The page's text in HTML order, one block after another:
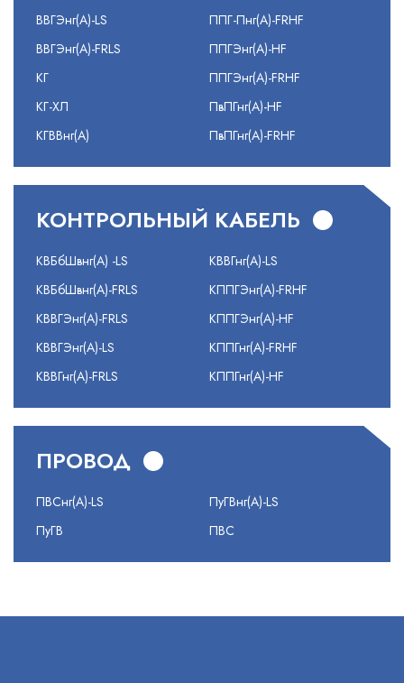
ВВГЭнг(А)-LS
ВВГЭнг(А)-FRLS
КГ
КГ-ХЛ
КГВВнг(А)
ППГ-Пнг(А)-FRHF
ППГЭнг(А)-HF
ППГЭнг(А)-FRHF
ПвПГнг(А)-HF
ПвПГнг(А)-FRHF
КОНТРОЛЬНЫЙ КАБЕЛЬ
КВБбШвнг(А) -LS
КВБбШвнг(А)-FRLS
КВВГЭнг(А)-FRLS
КВВГЭнг(А)-LS
КВВГнг(А)-FRLS
КВВГнг(А)-LS
КППГЭнг(А)-FRHF
КППГЭнг(А)-HF
КППГнг(А)-FRHF
КППГнг(А)-HF
ПРОВОД
ПВСнг(А)-LS
ПуГВ
ПуГВнг(А)-LS
ПВС